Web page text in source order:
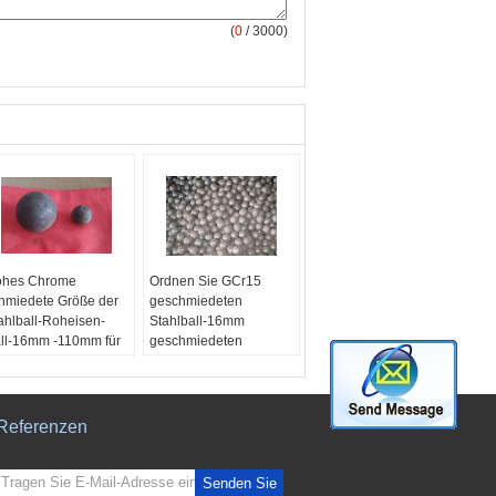
(0 / 3000)
Chrome
Größe der
Roheisen-
16mm -110mm für
45#, 65Mn,
16mm-110mm
Ordnen Sie GCr15
geschmiedeten
Stahlball-16mm
geschmiedeten
Bergbau/Zement
Erz und im Bergwerk
Senden Sie